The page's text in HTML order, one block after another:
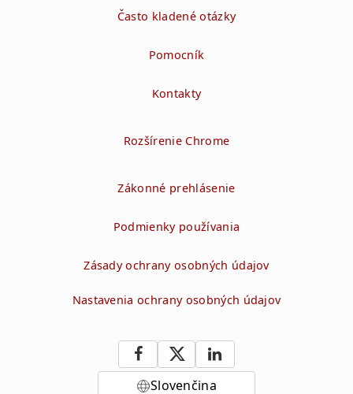
Často kladené otázky
Pomocník
Kontakty
Rozšírenie Chrome
Zákonné prehlásenie
Podmienky používania
Zásady ochrany osobných údajov
Nastavenia ochrany osobných údajov
Slovenčina